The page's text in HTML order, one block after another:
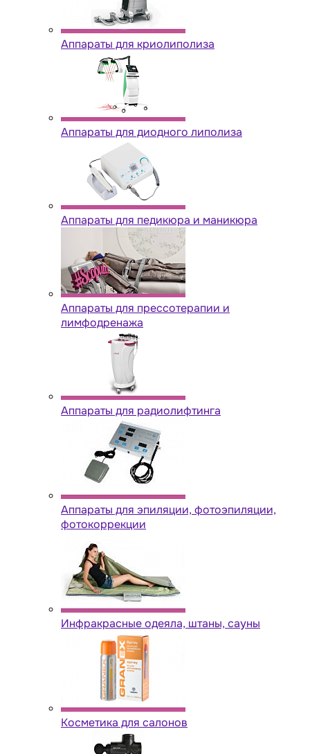
Аппараты для криолиполиза
Аппараты для диодного липолиза
Аппараты для педикюра и маникюра
Аппараты для прессотерапии и
лимфодренажа
Аппараты для радиолифтинга
Аппараты для эпиляции, фотоэпиляции,
фотокоррекции
Инфракрасные одеяла, штаны, сауны
Косметика для салонов